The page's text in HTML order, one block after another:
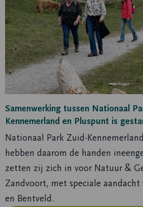
Samenwerking tussen Nationaal
Kennemerland en Pluspunt is
Nationaal Park Zuid-
hebben daarom de handen
zetten zij zich in voor Natuur &
Zandvoort, met speciale aandacht
en Bentveld.
Nationaal
Park
Zuid-
Kennemerland
en
Pluspunt
is